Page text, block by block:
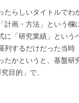
たらしいタイトルでわ
計画・方法」という欄
に「研究業績」という
列するだけだった当時
たかというと、基盤研
目的」で、